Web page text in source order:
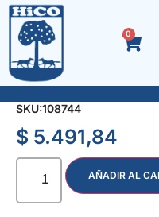
0
RUEDA PLASTICA
SKU:108744
$ 5.491,84
AÑADIR AL